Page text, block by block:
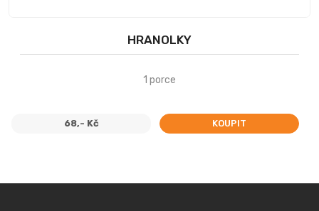
HRANOLKY
1 porce
68,- Kč KOUPIT